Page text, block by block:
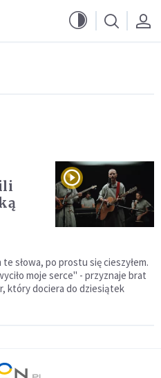
słowa, po prostu się cieszyłem.
moje serce" - przyznaje brat
który dociera do dziesiątek